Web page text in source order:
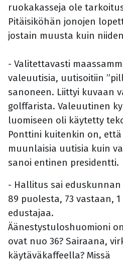
ruokakasseja ole
Pitäisiköhän jonojen
jostain muusta kuin
- Valitettavasti
valeuutisia, uutisoitiin
sanoneen. Liittyi kuvaan
golffarista. Valeuutinen
luomiseen oli käytetty
Ponttini kuitenkin on, että
muunlaisia uutisia kuin
sanoi entinen presidentti.
- Hallitus sai
89 puolesta, 73 vastaan,
edustajaa.
Äänestystuloshuomioni
ovat nuo 36? Sairaana,
käytäväkaffeella? Missä